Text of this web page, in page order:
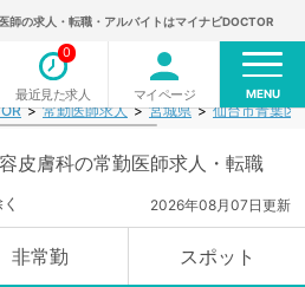
師の求人・転職・アルバイトはマイナビDOCTOR
最近見た求人
0
マイページ MENU
常勤医師求人 宮城県 仙台市青葉区
皮膚科の常勤医師求人・転職
2026年08月07日更新
非常勤 スポット